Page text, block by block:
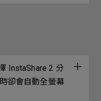
InstaShare 2 分
卻會自動全螢幕